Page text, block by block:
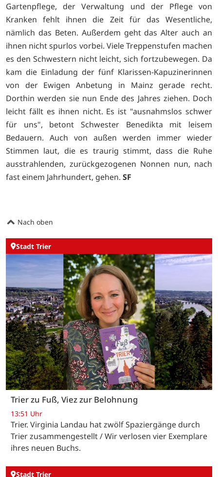
Gartenpflege, der Verwaltung und der Pflege von
Kranken fehlt ihnen die Zeit für das Wesentliche,
nämlich das Beten. Außerdem geht das Alter auch an
ihnen nicht spurlos vorbei. Viele Treppenstufen machen
es den Schwestern nicht leicht, sich fortzubewegen. Da
kam die Einladung der fünf Klarissen-Kapuzinerinnen
von der Ewigen Anbetung in Mainz gerade recht.
Dorthin werden sie nun Ende des Jahres ziehen. Doch
leicht fällt es ihnen nicht. Es ist "ausnahmslos schwer
für uns", betont Schwester Benedikta mit leisem
Bedauern. Auch von außen werden immer wieder
Stimmen laut, die es traurig stimmt, dass die Ruhe
ausstrahlenden, zurückgezogenen Nonnen nun, nach
fast einem Jahrhundert, gehen. SF
Nach oben
Stadt Trier
Trier zu Fuß, Viez zur Belohnung
13:51 Uhr
Trier. Virginia Landau hat zwölf Spaziergänge durch
Trier zusammengestellt / Wir verlosen vier Exemplare
ihres neuen Buchs.
Stadt Trier